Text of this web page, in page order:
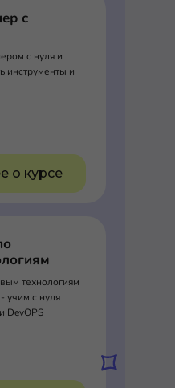
с
с нуля и
инструменты и
о курсе
технологиям
учим с нуля
DevOPS